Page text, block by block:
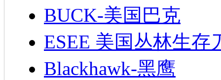
BUCK-美国巴克
ESEE 美国丛林生存
Blackhawk-黑鹰